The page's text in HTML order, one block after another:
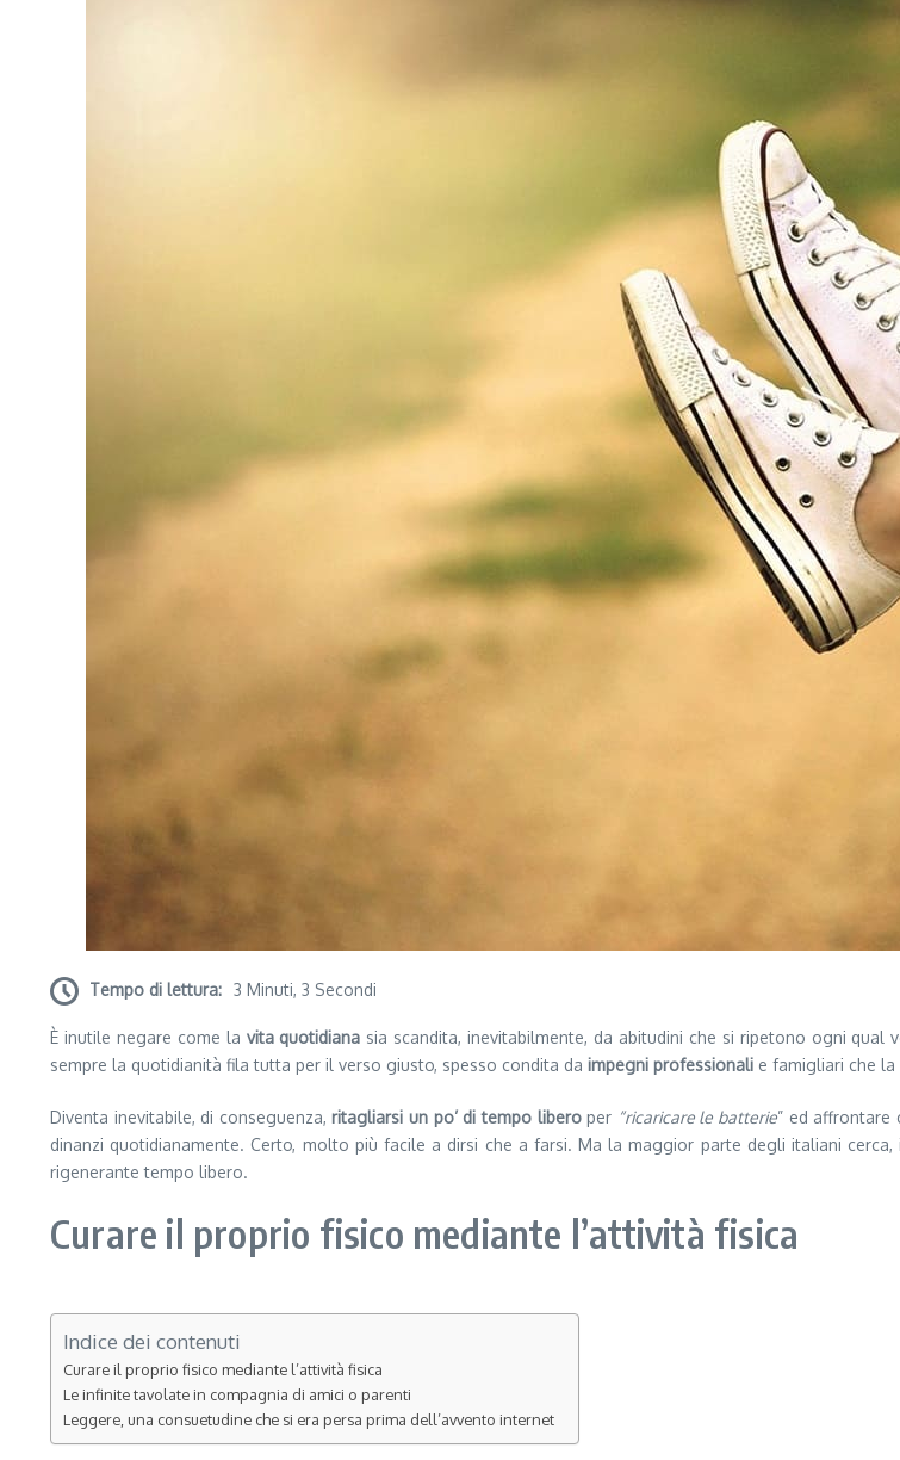
Tempo di lettura: 3 Minuti, 3 Secondi
È inutile negare come la vita quotidiana sia scandita, inevitabilmente, da abitudini che si ripetono ogni qual
sempre la quotidianità fila tutta per il verso giusto, spesso condita da impegni professionali e famigliari che la
Diventa inevitabile, di conseguenza,ritagliarsi un po’ di tempo liberoper “ricaricare le batterie” ed
dinanzi quotidianamente. Certo, molto più facile a dirsi che a farsi. Ma la maggior parte degli italiani
rigenerante tempo libero.
Curare il proprio fisico mediante l’attività fisica
Indice dei contenuti
Curare il proprio fisico mediante l’attività fisica
Le infinite tavolate in compagnia di amici o parenti
Leggere, una consuetudine che si era persa prima dell’avvento internet